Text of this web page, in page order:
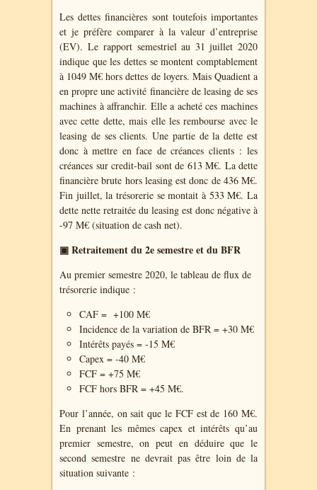
Les dettes financières sont toutefois importantes
et je préfère comparer à la valeur d’entreprise
(EV). Le rapport semestriel au 31 juillet 2020
indique que les dettes se montent comptablement
à 1049 M€ hors dettes de loyers. Mais Quadient a
en propre une activité financière de leasing de ses
machines à affranchir. Elle a acheté ces machines
avec cette dette, mais elle les rembourse avec le
leasing de ses clients. Une partie de la dette est
donc à mettre en face de créances clients : les
créances sur credit-bail sont de 613 M€. La dette
financière brute hors leasing est donc de 436 M€.
Fin juillet, la trésorerie se montait à 533 M€. La
dette nette retraitée du leasing est donc négative à
-97 M€ (situation de cash net).
▣ Retraitement du 2e semestre et du BFR
Au premier semestre 2020, le tableau de flux de
trésorerie indique :
CAF = +100 M€
Incidence de la variation de BFR = +30 M€
Intérêts payés = -15 M€
Capex = -40 M€
FCF = +75 M€
FCF hors BFR = +45 M€.
Pour l’année, on sait que le FCF est de 160 M€.
En prenant les mêmes capex et intérêts qu’au
premier semestre, on peut en déduire que le
second semestre ne devrait pas être loin de la
situation suivante :